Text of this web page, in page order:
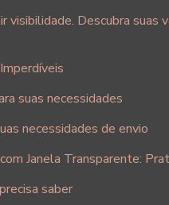
Descubra suas
suas necessidades
necessidades de envio
Janela Transparente:
saber